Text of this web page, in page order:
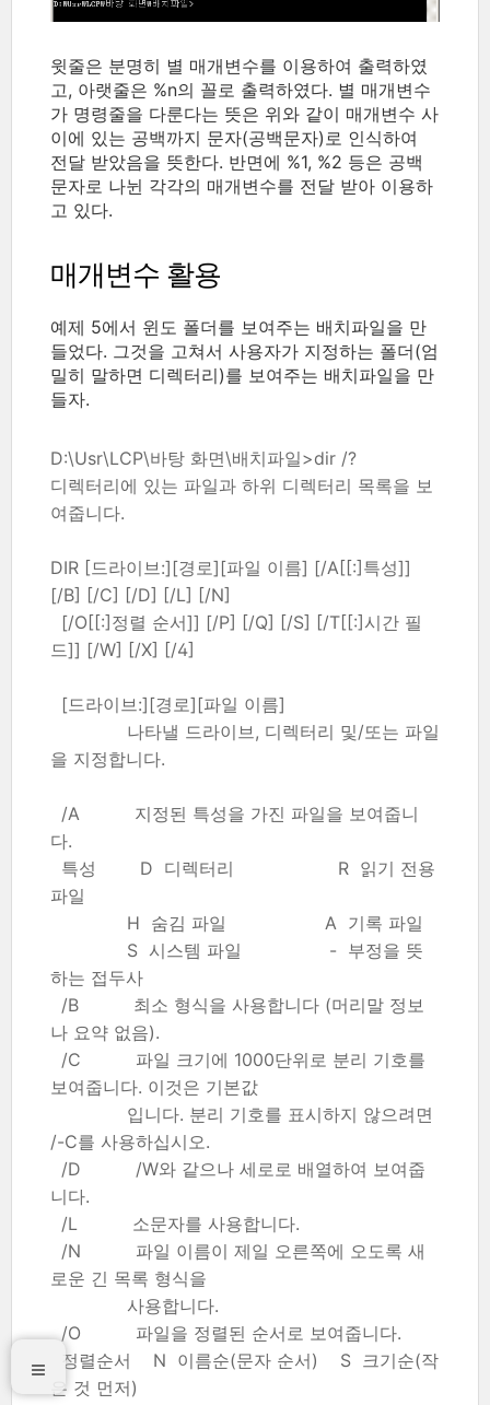
윗줄은 분명히 별 매개변수를 이용하여 출력하였
고, 아랫줄은 %n의 꼴로 출력하였다. 별 매개변수
가 명령줄을 다룬다는 뜻은 위와 같이 매개변수 사
이에 있는 공백까지 문자(공백문자)로 인식하여
전달 받았음을 뜻한다. 반면에 %1, %2 등은 공백
문자로 나뉜 각각의 매개변수를 전달 받아 이용하
고 있다.
매개변수 활용
예제 5에서 윈도 폴더를 보여주는 배치파일을 만
들었다. 그것을 고쳐서 사용자가 지정하는 폴더(엄
밀히 말하면 디렉터리)를 보여주는 배치파일을 만
들자.
D:\Usr\LCP\바탕 화면\배치파일>dir /?
디렉터리에 있는 파일과 하위 디렉터리 목록을 보
여줍니다.
DIR [드라이브:][경로][파일 이름] [/A[[:]특성]]
[/B] [/C] [/D] [/L] [/N]
[/O[[:]정렬 순서]] [/P] [/Q] [/S] [/T[[:]시간 필
드]] [/W] [/X] [/4]
[드라이브:][경로][파일 이름]
나타낼 드라이브, 디렉터리 및/또는 파일
을 지정합니다.
/A 지정된 특성을 가진 파일을 보여줍니
다.
특성 D 디렉터리 R 읽기 전용
파일
H 숨김 파일 A 기록 파일
S 시스템 파일 - 부정을 뜻
하는 접두사
/B 최소 형식을 사용합니다 (머리말 정보
나 요약 없음).
/C 파일 크기에 1000단위로 분리 기호를
보여줍니다. 이것은 기본값
입니다. 분리 기호를 표시하지 않으려면
/-C를 사용하십시오.
/D /W와 같으나 세로로 배열하여 보여줍
니다.
/L 소문자를 사용합니다.
/N 파일 이름이 제일 오른쪽에 오도록 새
로운 긴 목록 형식을
사용합니다.
/O 파일을 정렬된 순서로 보여줍니다.
정렬순서 N 이름순(문자 순서) S 크기순(작
은 것 먼저)